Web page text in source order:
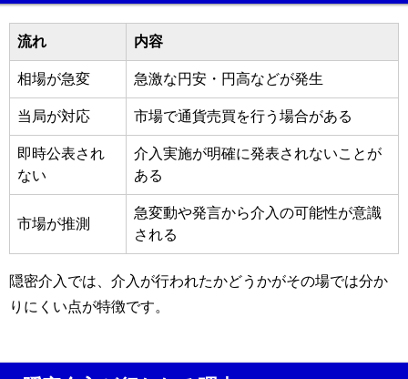
流れ 内容
相場が急変 急激な円安・円高などが発生
当局が対応 市場で通貨売買を行う場合がある
即時公表され
ない
介入実施が明確に発表されないことが
ある
市場が推測
急変動や発言から介入の可能性が意識
される
隠密介入では、介入が行われたかどうかがその場では分か
りにくい点が特徴です。